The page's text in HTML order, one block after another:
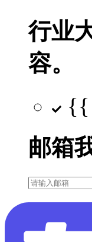
行业
容。
{{
邮箱